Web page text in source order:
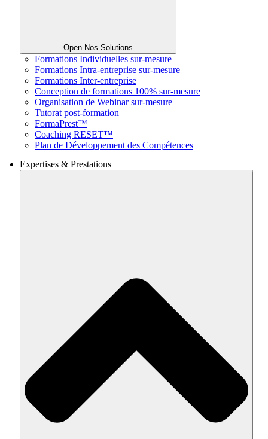
Open Nos Solutions
Formations Individuelles sur-mesure
Formations Intra-entreprise sur-mesure
Formations Inter-entreprise
Conception de formations 100% sur-mesure
Organisation de Webinar sur-mesure
Tutorat post-formation
FormaPrest™
Coaching RESET™
Plan de Développement des Compétences
Expertises & Prestations